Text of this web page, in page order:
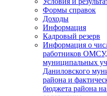
Формы справок
Доходы
Информация
Кадровый резерв
Информация о
работников ОМСУ,
муниципальных
Даниловского
района и
бюджета района